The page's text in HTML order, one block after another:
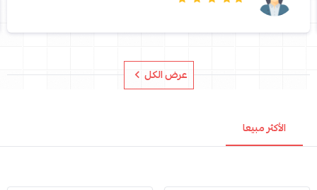
عرض الكل
الأكثر مبيعا